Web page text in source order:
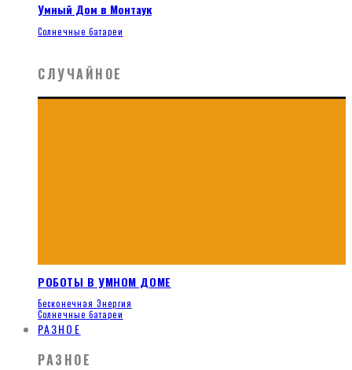
Умный Дом в Монтаук
Солнечные батареи
СЛУЧАЙНОЕ
РОБОТЫ В УМНОМ ДОМЕ
Бесконечная Энергия
Солнечные батареи
РАЗНОЕ
РАЗНОЕ